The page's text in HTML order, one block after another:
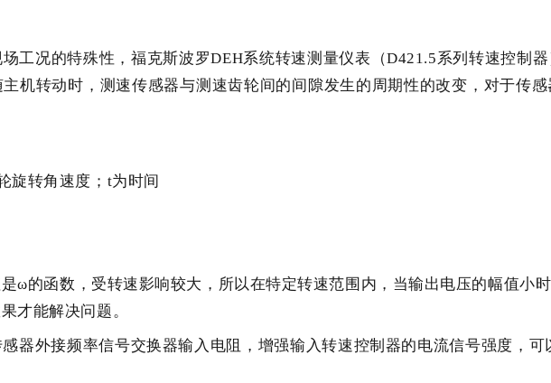
工况的特殊性，福克斯波罗DEH系统转速测量仪表（D421.5系列转速控制
机转动时，测速传感器与测速齿轮间的间隙发生的周期性的改变，对于传
旋转角速度；t为时间
ω的函数，受转速影响较大，所以在特定转速范围内，当输出电压的幅值小
才能解决问题。
器外接频率信号交换器输入电阻，增强输入转速控制器的电流信号强度，